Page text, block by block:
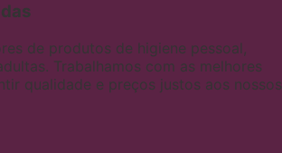
de produtos de higiene pessoal,
Trabalhamos com as melhores
qualidade e preços justos aos nossos